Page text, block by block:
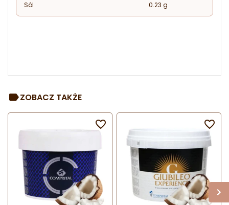
Sól 0.23 g
ZOBACZ TAKŻE
 